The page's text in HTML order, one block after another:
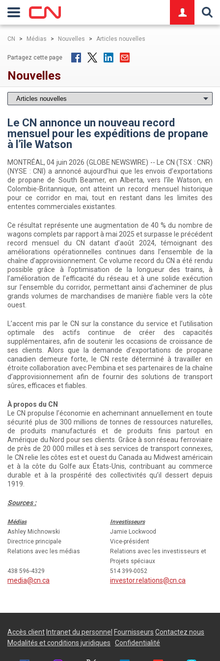
CN > Médias > Nouvelles > Articles nouvelles
Partagez cette page
Nouvelles
Le CN annonce un nouveau record
mensuel pour les expéditions de propane
à l’île Watson
MONTRÉAL, 04 juin 2026 (GLOBE NEWSWIRE) -- Le CN (TSX : CNR)
(NYSE : CNI) a annoncé aujourd’hui que les envois d’exportations
de propane de South Beamer, en Alberta, vers l’île Watson, en
Colombie-Britannique, ont atteint un record mensuel historique
pour ce corridor en mai, tout en restant dans les limites des
ententes commerciales existantes.
Ce résultat représente une augmentation de 40 % du nombre de
wagons complets par rapport à mai 2025 et surpasse le précédent
record mensuel du CN datant d’août 2024, témoignant des
améliorations opérationnelles continues dans l’ensemble de la
chaîne d’approvisionnement. Ce volume record du CN a été rendu
possible grâce à l’optimisation de la longueur des trains, à
l’amélioration de l’efficacité du réseau et à une solide exécution
sur l’ensemble du corridor, permettant ainsi d’acheminer de plus
grands volumes de marchandises de manière fiable vers la côte
ouest.
L’accent mis par le CN sur la constance du service et l’utilisation
optimale des actifs continue de créer des capacités
supplémentaires, afin de soutenir les occasions de croissance de
ses clients. Alors que la demande d’exportations de propane
canadien demeure forte, le CN reste déterminé à travailler en
étroite collaboration avec Pembina et ses partenaires de la chaîne
d’approvisionnement afin de fournir des solutions de transport
sûres, efficaces et fiables.
À propos du CN
Le CN propulse l’économie en acheminant annuellement en toute
sécurité plus de 300 millions de tonnes de ressources naturelles,
de produits manufacturés et de produits finis partout en
Amérique du Nord pour ses clients. Grâce à son réseau ferroviaire
de près de 20 000 milles et à ses services de transport connexes,
le CN relie les côtes est et ouest du Canada au Midwest américain
et à la côte du Golfe aux États-Unis, contribuant au commerce
durable et à la prospérité des collectivités qu’il dessert depuis
1919.
Sources :
Médias
Investisseurs
Ashley Michnowski
Jamie Lockwood
Directrice principale
Vice-président
Relations avec les médias
Relations avec les investisseurs et
Projets spéciaux
438 596-4329
514 399-0052
media@cn.ca investor.relations@cn.ca
Accès client Intranet du personnel Fournisseurs Contactez nous
Modalités et conditions juridiques
Confidentialité